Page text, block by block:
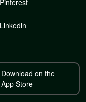
Linkedln
Download on the
App Store